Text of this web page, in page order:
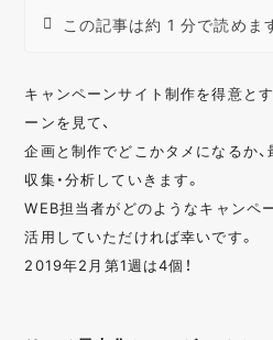
この記事は約 1 分で読めま
キャンペーンサイト制作を得意と
ーンを見て、
企画と制作でどこかタメになるか
収集・分析していきます。
WEB担当者がどのようなキャンペ
活用していただければ幸いです。
2019年2月第1週は4個！